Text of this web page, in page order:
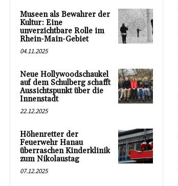
Museen als Bewahrer der
Kultur: Eine
unverzichtbare Rolle im
Rhein-Main-Gebiet
04.11.2025
Neue Hollywoodschaukel
auf dem Schulberg schafft
Aussichtspunkt über die
Innenstadt
22.12.2025
Höhenretter der
Feuerwehr Hanau
überraschen Kinderklinik
zum Nikolaustag
07.12.2025